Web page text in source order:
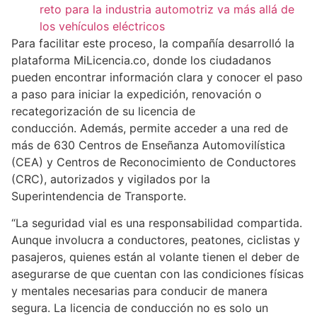
reto para la industria automotriz va más allá de
los vehículos eléctricos
Para facilitar este proceso, la compañía desarrolló la
plataforma MiLicencia.co, donde los ciudadanos
pueden encontrar información clara y conocer el paso
a paso para iniciar la expedición, renovación o
recategorización de su licencia de
conducción. Además, permite acceder a una red de
más de 630 Centros de Enseñanza Automovilística
(CEA) y Centros de Reconocimiento de Conductores
(CRC), autorizados y vigilados por la
Superintendencia de Transporte.
“La seguridad vial es una responsabilidad compartida.
Aunque involucra a conductores, peatones, ciclistas y
pasajeros, quienes están al volante tienen el deber de
asegurarse de que cuentan con las condiciones físicas
y mentales necesarias para conducir de manera
segura. La licencia de conducción no es solo un